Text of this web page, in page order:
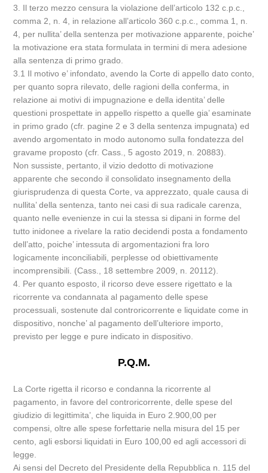
3. Il terzo mezzo censura la violazione dell’articolo 132 c.p.c.,
comma 2, n. 4, in relazione all’articolo 360 c.p.c., comma 1, n.
4, per nullita’ della sentenza per motivazione apparente, poiche’
la motivazione era stata formulata in termini di mera adesione
alla sentenza di primo grado.
3.1 Il motivo e’ infondato, avendo la Corte di appello dato conto,
per quanto sopra rilevato, delle ragioni della conferma, in
relazione ai motivi di impugnazione e della identita’ delle
questioni prospettate in appello rispetto a quelle gia’ esaminate
in primo grado (cfr. pagine 2 e 3 della sentenza impugnata) ed
avendo argomentato in modo autonomo sulla fondatezza del
gravame proposto (cfr. Cass., 5 agosto 2019, n. 20883).
Non sussiste, pertanto, il vizio dedotto di motivazione
apparente che secondo il consolidato insegnamento della
giurisprudenza di questa Corte, va apprezzato, quale causa di
nullita’ della sentenza, tanto nei casi di sua radicale carenza,
quanto nelle evenienze in cui la stessa si dipani in forme del
tutto inidonee a rivelare la ratio decidendi posta a fondamento
dell’atto, poiche’ intessuta di argomentazioni fra loro
logicamente inconciliabili, perplesse od obiettivamente
incomprensibili. (Cass., 18 settembre 2009, n. 20112).
4. Per quanto esposto, il ricorso deve essere rigettato e la
ricorrente va condannata al pagamento delle spese
processuali, sostenute dal controricorrente e liquidate come in
dispositivo, nonche’ al pagamento dell’ulteriore importo,
previsto per legge e pure indicato in dispositivo.
P.Q.M.
La Corte rigetta il ricorso e condanna la ricorrente al
pagamento, in favore del controricorrente, delle spese del
giudizio di legittimita’, che liquida in Euro 2.900,00 per
compensi, oltre alle spese forfettarie nella misura del 15 per
cento, agli esborsi liquidati in Euro 100,00 ed agli accessori di
legge.
Ai sensi del Decreto del Presidente della Repubblica n. 115 del